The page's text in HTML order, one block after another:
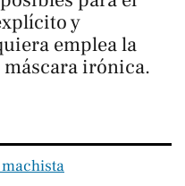
y
emplea la
irónica.